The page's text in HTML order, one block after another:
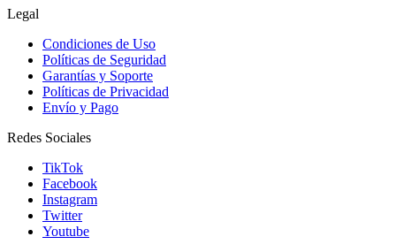
Legal
Condiciones de Uso
Políticas de Seguridad
Garantías y Soporte
Políticas de Privacidad
Envío y Pago
Redes Sociales
TikTok
Facebook
Instagram
Twitter
Youtube